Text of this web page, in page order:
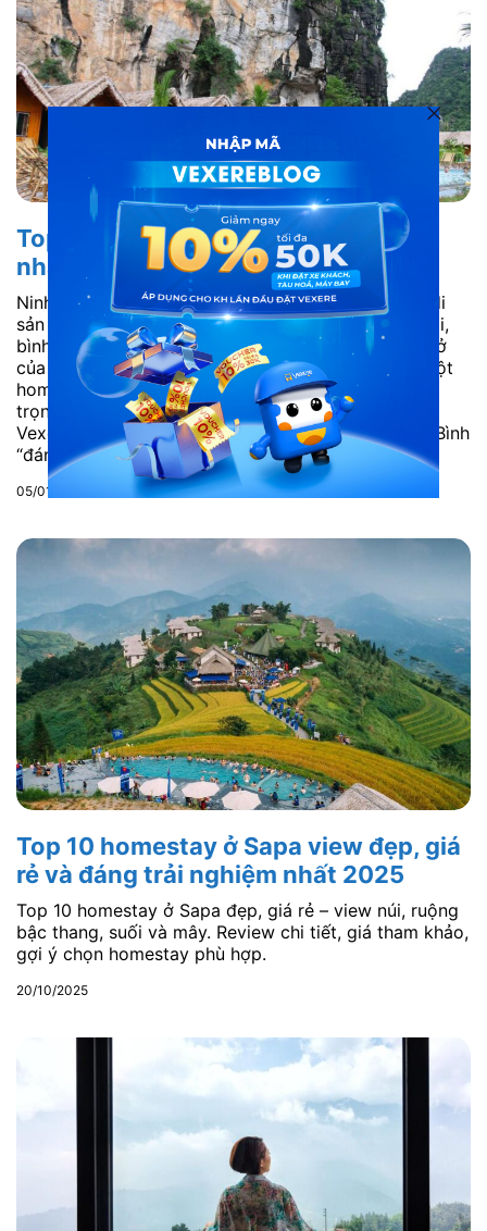
Top homestay Ninh Bình view đẹp
nhất năm 2026
Ninh Bình không chỉ quyến rũ du khách bởi những di
sản thiên nhiên kỳ vĩ mà còn bởi nhịp sống chậm rãi,
bình yên nơi làng quê. Để cảm nhận trọn vẹn hơi thở
của vùng đất cố đô, việc lựa chọn dừng chân tại một
homestay Ninh Bình thay vì những khách sạn sang
trọng đang trở thành xu hướng hàng đầu. Hãy cùng
Vexere điểm qua danh sách những homestay Ninh Bình
“đáng đồng tiền bát...
05/01/2026
Top 10 homestay ở Sapa view đẹp, giá
rẻ và đáng trải nghiệm nhất 2025
Top 10 homestay ở Sapa đẹp, giá rẻ – view núi, ruộng
bậc thang, suối và mây. Review chi tiết, giá tham khảo,
gợi ý chọn homestay phù hợp.
20/10/2025